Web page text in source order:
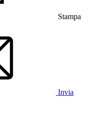
Stampa
Invia